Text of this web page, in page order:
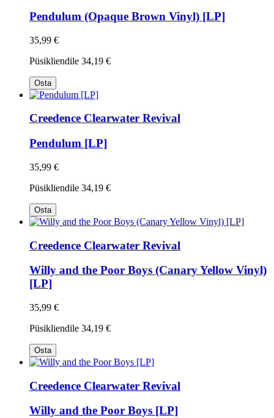
Pendulum (Opaque Brown Vinyl) [LP]
35,99 €
Püsikliendile 34,19 €
Osta
Creedence Clearwater Revival
Pendulum [LP]
35,99 €
Püsikliendile 34,19 €
Osta
Creedence Clearwater Revival
Willy and the Poor Boys (Canary Yellow Vinyl)
[LP]
35,99 €
Püsikliendile 34,19 €
Osta
Creedence Clearwater Revival
Willy and the Poor Boys [LP]